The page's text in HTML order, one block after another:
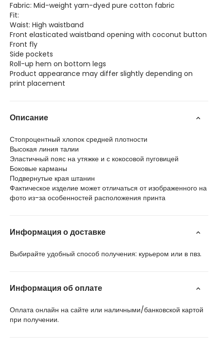
Fabric: Mid-weight yarn-dyed pure cotton fabric
Fit:
Waist: High waistband
Front elasticated waistband opening with coconut button
Front fly
Side pockets
Roll-up hem on bottom legs
Product appearance may differ slightly depending on
print placement
Описание
Стопроцентный хлопок средней плотности
Высокая линия талии
Эластичный пояс на утяжке и с кокосовой пуговицей
Боковые карманы
Подвернутые края штанин
Фактическое изделие может отличаться от изображенного на
фото из-за особенностей расположения принта
Информация о доставке
Выбирайте удобный способ получения: курьером или в пвз.
Информация об оплате
Оплата онлайн на сайте или наличными/банковской картой
при получении.